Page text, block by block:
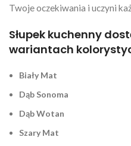
Twoje oczekiwania i uczyni
Słupek kuchenny
wariantach
Biały Mat
Dąb Sonoma
Dąb Wotan
Szary Mat